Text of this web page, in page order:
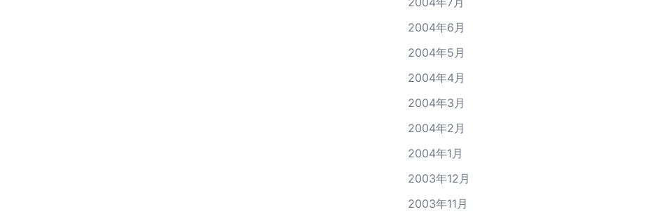
2004年6月
2004年5月
2004年4月
2004年3月
2004年2月
2004年1月
2003年12月
2003年11月